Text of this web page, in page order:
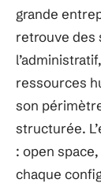
grande
retrouve des
ressources
son
structurée.
: open
chaque